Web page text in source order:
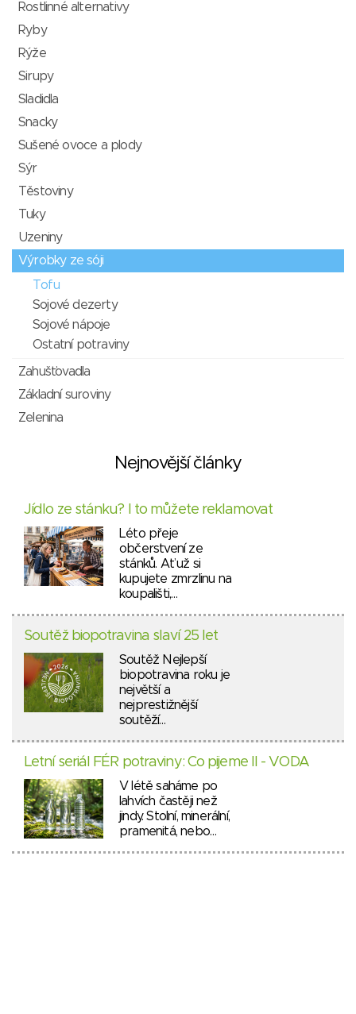
Rostlinné alternativy
Ryby
Rýže
Sirupy
Sladidla
Snacky
Sušené ovoce a plody
Sýr
Těstoviny
Tuky
Uzeniny
Výrobky ze sóji
Tofu
Sojové dezerty
Sojové nápoje
Ostatní potraviny
Zahušťovadla
Základní suroviny
Zelenina
Nejnovější články
Jídlo ze stánku? I to můžete reklamovat
Léto přeje
občerstvení ze
stánků. Ať už si
kupujete zmrzlinu na
koupališti,…
Soutěž biopotravina slaví 25 let
Soutěž Nejlepší
biopotravina roku je
největší a
nejprestižnější
soutěží…
Letní seriál FÉR potraviny: Co pijeme II - VODA
V létě saháme po
lahvích častěji než
jindy. Stolní, minerální,
pramenitá, nebo…